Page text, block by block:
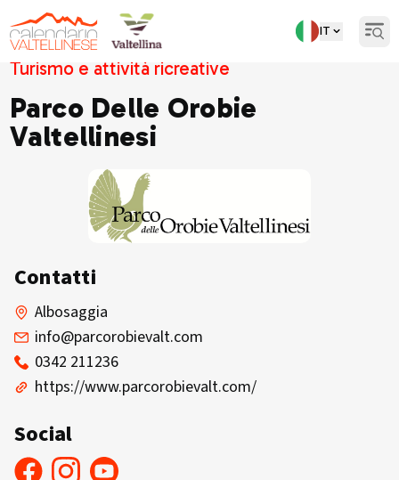
IT
Turismo e attività ricreative
Parco Delle Orobie
Valtellinesi
Contatti
Albosaggia
info@parcorobievalt.com
0342 211236
https://www.parcorobievalt.com/
Social